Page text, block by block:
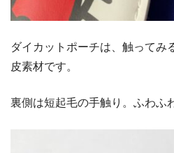
ダイカットポーチは、触ってみ
皮素材です。
裏側は短起毛の手触り。ふわふ